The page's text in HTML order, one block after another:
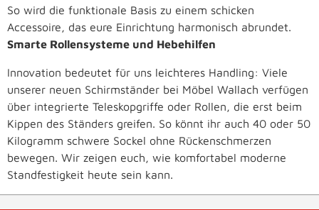
So wird die funktionale Basis zu einem schicken
Accessoire, das eure Einrichtung harmonisch abrundet.
Smarte Rollensysteme und Hebehilfen
Innovation bedeutet für uns leichteres Handling: Viele
unserer neuen Schirmständer bei Möbel Wallach verfügen
über integrierte Teleskopgriffe oder Rollen, die erst beim
Kippen des Ständers greifen. So könnt ihr auch 40 oder 50
Kilogramm schwere Sockel ohne Rückenschmerzen
bewegen. Wir zeigen euch, wie komfortabel moderne
Standfestigkeit heute sein kann.